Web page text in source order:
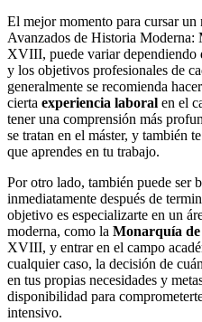
El mejor momento para cursar un
Avanzados de Historia
XVIII, puede variar dependiendo
y los objetivos profesionales de
generalmente se recomienda
cierta experiencia laboral en el
tener una comprensión más
se tratan en el máster, y también
que aprendes en tu trabajo.
Por otro lado, también puede ser
inmediatamente después de
objetivo es especializarte en un
moderna, como la Monarquía de
XVIII, y entrar en el campo
cualquier caso, la decisión de
en tus propias necesidades y
disponibilidad para
intensivo.